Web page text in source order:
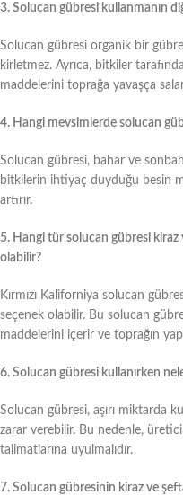
3. Solucan gübresi kullanmanın
Solucan gübresi organik bir
kirletmez. Ayrıca, bitkiler
maddelerini toprağa yavaşça
4. Hangi mevsimlerde solucan
Solucan gübresi, bahar ve
bitkilerin ihtiyaç duyduğu besin
artırır.
5. Hangi tür solucan gübresi kiraz
olabilir?
Kırmızı Kaliforniya solucan
seçenek olabilir. Bu solucan
maddelerini içerir ve toprağın
6. Solucan gübresi kullanırken
Solucan gübresi, aşırı miktarda
zarar verebilir. Bu nedenle,
talimatlarına uyulmalıdır.
7. Solucan gübresinin kiraz ve